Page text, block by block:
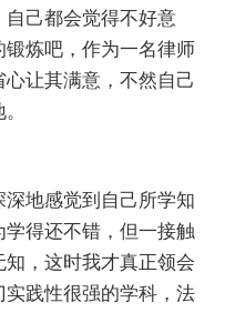
己都会觉得不好意
炼吧，作为一名律师
让其满意，不然自己
地感觉到自己所学知
得还不错，但一接触
，这时我才真正领会
践性很强的学科，法